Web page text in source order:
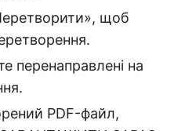
щоб
перенаправлені на
PDF-файл,